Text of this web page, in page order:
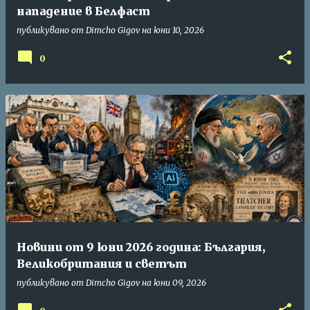
нападение в Белфаст
публикувано от Dimcho Gigov на юни 10, 2026
0
Новини от 9 юни 2026 година: България,
Великобритания и светът
публикувано от Dimcho Gigov на юни 09, 2026